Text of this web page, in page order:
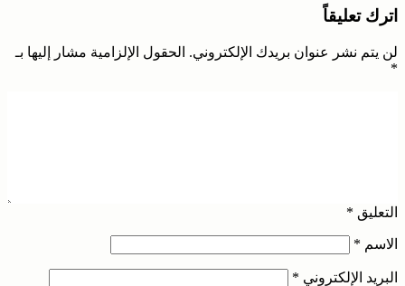
اترك تعليقاً
لن يتم نشر عنوان بريدك الإلكتروني. الحقول الإلزامية مشار إليها بـ
*
التعليق *
الاسم *
البريد الإلكتروني *